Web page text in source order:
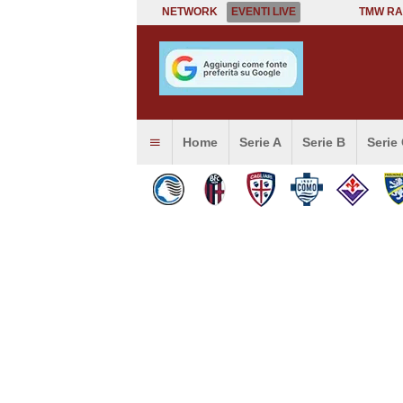
NETWORK EVENTI LIVE TMW
Home Serie A Serie B Serie